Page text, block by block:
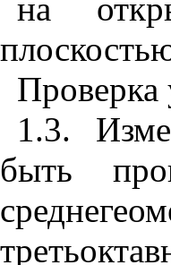
на
1.3.
быть